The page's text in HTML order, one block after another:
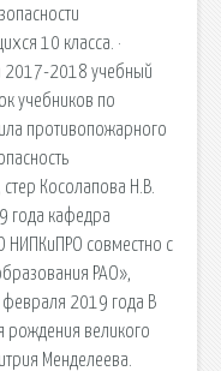
10 класса. ·
2017-2018 учебный
учебников по
противопожарного
Косолапова Н.В.
года кафедра
НИПКиПРО совместно с
РАО»,
февраля 2019 года В
рождения великого
Менделеева.